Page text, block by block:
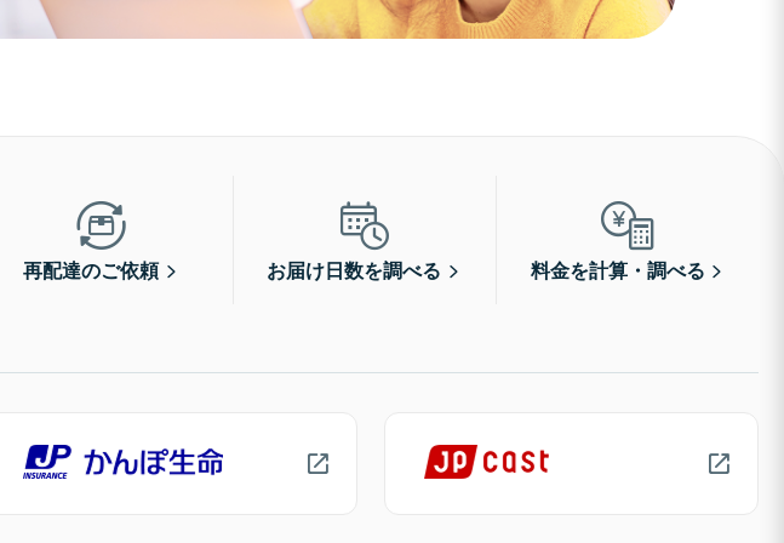
再配達のご依頼 お届け日数を調べる 料金を計算・調べる